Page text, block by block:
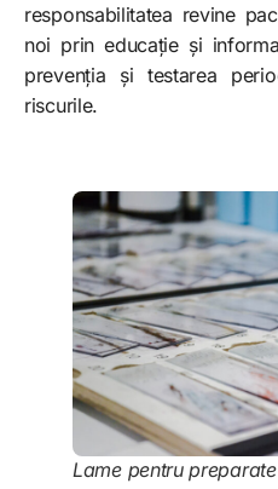
responsabilitatea revine
noi prin educație și
prevenția și testarea
riscurile.
Lame pentru